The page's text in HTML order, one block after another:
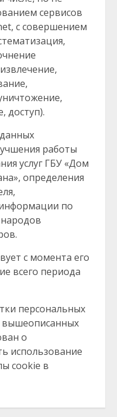
сервисов
с совершением
доступ).
работы
услуг ГБУ «Дом
определения
по
с момента его
всего периода
персональных
вышеописанных
о
использование
cookie в